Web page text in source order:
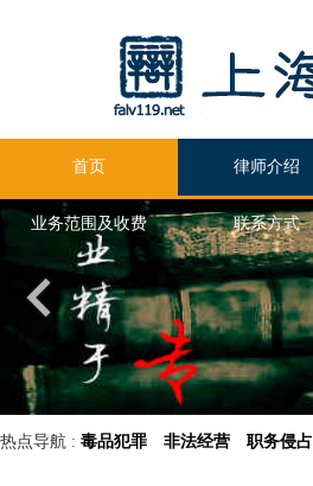
首页 律师介绍
业务范围及收费 联系方式
热点导航 : 毒品犯罪 非法经营 职务侵占